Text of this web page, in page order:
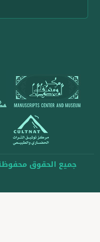
جميع الحقوق محفوظة